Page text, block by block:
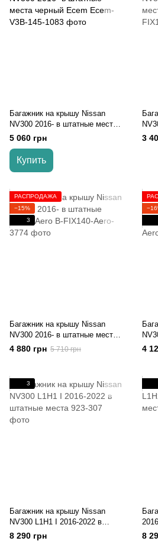
Багажник на крышу Nissan
NV300 2016- в штатные места
черный Ecem
5 060 грн
Купить
St
3
РАСПРОДАЖА
−15%
3
Багажник на крышу Nissan
NV300 2016- в штатные места
Aero
4 880 грн 5 710 грн
Aero
4
3
Багажник на крышу Nissan
NV300 L1H1 I 2016-2022 в
штатные места
8 290 грн 8